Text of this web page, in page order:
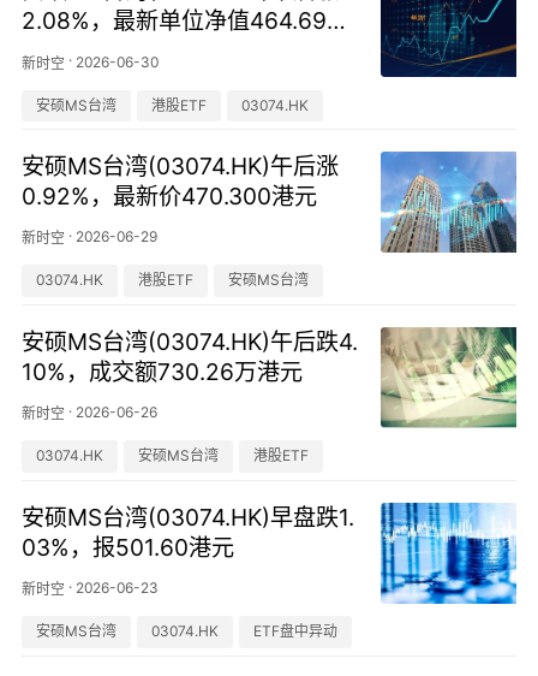
2.08%，最新单位净值464.699
港元
新时空 · 2026-06-30
安硕MS台湾 港股ETF 03074.HK
安硕MS台湾(03074.HK)午后涨
0.92%，最新价470.300港元
新时空 · 2026-06-29
03074.HK 港股ETF 安硕MS台湾
安硕MS台湾(03074.HK)午后跌4.
10%，成交额730.26万港元
新时空 · 2026-06-26
03074.HK 安硕MS台湾 港股ETF
安硕MS台湾(03074.HK)早盘跌1.
03%，报501.60港元
新时空 · 2026-06-23
安硕MS台湾 03074.HK ETF盘中异动